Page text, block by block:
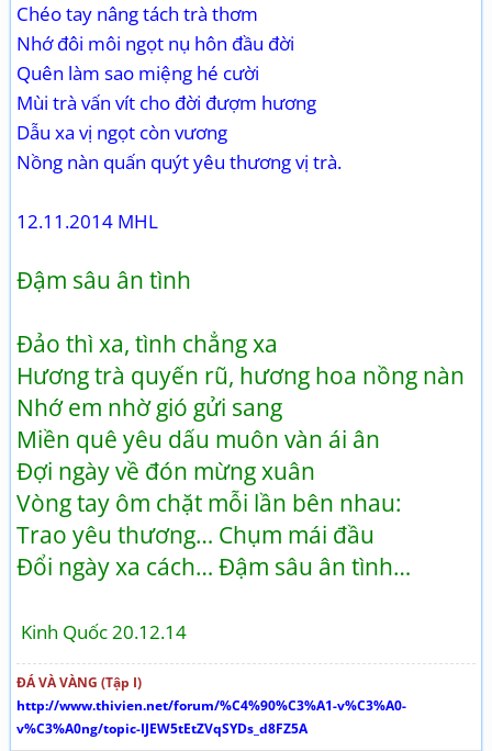
Chéo tay nâng tách trà thơm
Nhớ đôi môi ngọt nụ hôn đầu đời
Quên làm sao miệng hé cười
Mùi trà vấn vít cho đời đượm hương
Dẫu xa vị ngọt còn vương
Nồng nàn quấn quýt yêu thương vị trà.
12.11.2014 MHL
Đậm sâu ân tình
Đảo thì xa, tình chẳng xa
Hương trà quyến rũ, hương hoa nồng nàn
Nhớ em nhờ gió gửi sang
Miền quê yêu dấu muôn vàn ái ân
Đợi ngày về đón mừng xuân
Vòng tay ôm chặt mỗi lần bên nhau:
Trao yêu thương… Chụm mái đầu
Đổi ngày xa cách… Đậm sâu ân tình…
Kinh Quốc 20.12.14
ĐÁ VÀ VÀNG (Tập I)
http://www.thivien.net/forum/%C4%90%C3%A1-v%C3%A0-
v%C3%A0ng/topic-IJEW5tEtZVqSYDs_d8FZ5A